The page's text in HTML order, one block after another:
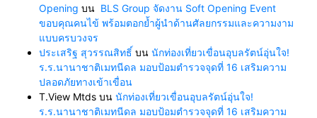
Opening บน BLS Group จัดงาน Soft Opening Event
ขอบคุณคนไข้ พร้อมตอกย้ำผู้นำด้านศัลยกรรมและความงาม
แบบครบวงจร
ประเสริฐ สุวรรณสิทธิ์ บน นักท่องเที่ยวเขื่อนอุบลรัตน์อุ่นใจ!
ร.ร.นานาชาติเมทนีดล มอบป้อมตำรวจจุดที่ 16 เสริมความ
ปลอดภัยทางเข้าเขื่อน
T.View Mtds บน นักท่องเที่ยวเขื่อนอุบลรัตน์อุ่นใจ!
ร.ร.นานาชาติเมทนีดล มอบป้อมตำรวจจุดที่ 16 เสริมความ